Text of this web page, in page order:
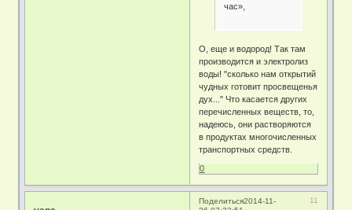
час»,
О, еще и водород! Так там
производится и электролиз
воды! "сколько нам открытий
чудных готовит просвещенья
дух..." Что касается других
перечисленных веществ, то,
надеюсь, они растворяются
в продуктах многочисленных
транспортных средств.
0
Поделиться 11
2014-11-